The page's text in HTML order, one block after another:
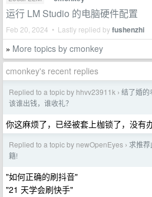
运行 LM Studio 的电脑硬件配置
Feb 20, 2024 • Lastly replied byfushenzhi
» More topics by cmonkey
cmonkey's recent replies
Replied to a topic by hhvv23911k › 结了婚的
该谁出钱，谁收礼？
你这麻烦了，已经被套上枷锁了，没有
Replied to a topic by newOpenEyes › 求推
籍!
"如何正确的刷抖音"
"21 天学会刷快手"